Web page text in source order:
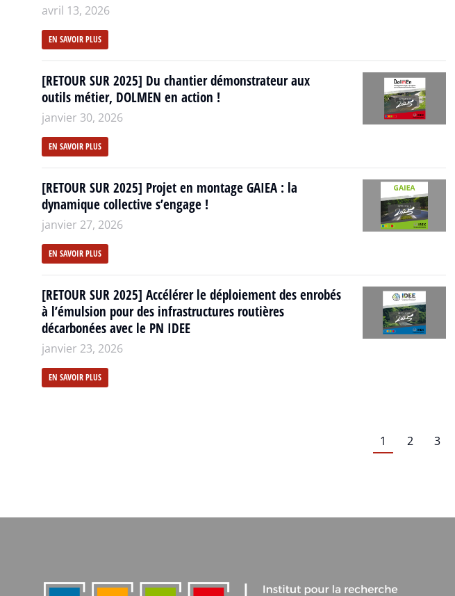
avril 13, 2026
EN SAVOIR PLUS
[RETOUR SUR 2025] Du chantier démonstrateur aux
outils métier, DOLMEN en action !
janvier 30, 2026
EN SAVOIR PLUS
[RETOUR SUR 2025] Projet en montage GAIEA : la
dynamique collective s’engage !
janvier 27, 2026
EN SAVOIR PLUS
[RETOUR SUR 2025] Accélérer le déploiement des enrobés
à l’émulsion pour des infrastructures routières
décarbonées avec le PN IDEE
janvier 23, 2026
EN SAVOIR PLUS
1 2 3